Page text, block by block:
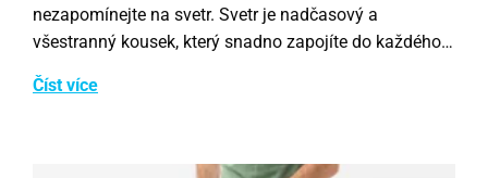
nezapomínejte na svetr. Svetr je nadčasový a
všestranný kousek, který snadno zapojíte do každého…
Číst více